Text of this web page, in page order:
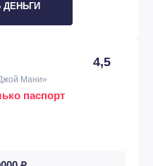
ДЕНЬГИ
4,5
Мани»
паспорт